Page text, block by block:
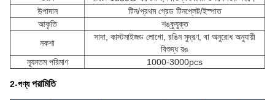
উপাদান
টিন/প্রথম গ্রেড টিনপ্লেট/ইস্পাত
আকৃতি
শঙ্কুযুক্ত
নকশা
সাদা, কাস্টমাইজড লোগো, রঙিন মুদ্রণ, বা অনুরোধ অনুযায়ী
বিশুদ্ধ রঙ
ন্যূনতম পরিমাণ
1000-3000pcs
2-পণ্যপরামিতি